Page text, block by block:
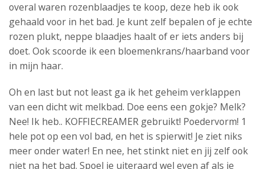
overal waren rozenblaadjes te koop, deze heb ik ook
gehaald voor in het bad. Je kunt zelf bepalen of je echte
rozen plukt, neppe blaadjes haalt of er iets anders bij
doet. Ook scoorde ik een bloemenkrans/haarband voor
in mijn haar.
Oh en last but not least ga ik het geheim verklappen
van een dicht wit melkbad. Doe eens een gokje? Melk?
Nee! Ik heb.. KOFFIECREAMER gebruikt! Poedervorm! 1
hele pot op een vol bad, en het is spierwit! Je ziet niks
meer onder water! En nee, het stinkt niet en jij zelf ook
niet na het bad. Spoel je uiteraard wel even af als je